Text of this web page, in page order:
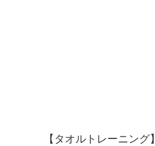
【タオルトレーニング】